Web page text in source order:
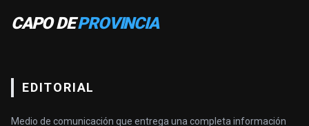
CAPO DEPROVINCIA
EDITORIAL
Medio de comunicación que entrega una completa información